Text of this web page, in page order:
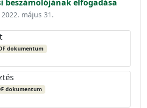
beszámolójának elfogadása
május 31.
dokumentum
dokumentum